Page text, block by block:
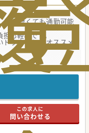
車が無くても通勤可能
も軽めです。
クターにもオススメ
め、チーム内での症例
過度な負担が抑えられ
されているため、急
リハリをつけて勤務い
の支給に対応してお
先生方にも大変恵まれ
この求人に
問い合わせる